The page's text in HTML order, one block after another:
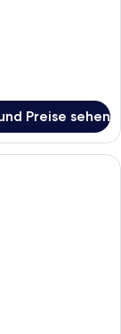
Preise sehen
mit